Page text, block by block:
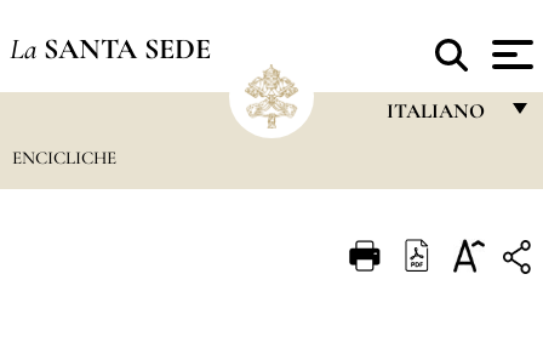
La SANTA SEDE
ITALIANO
ITALIANO
ENCICLICHE